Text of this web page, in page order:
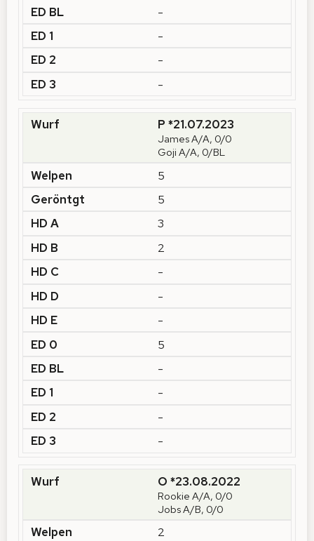
-
-
-
-
P *21.07.2023
James A/A, 0/0
Goji A/A, 0/BL
5
5
3
2
-
-
-
5
-
-
-
-
O *23.08.2022
Rookie A/A, 0/0
Jobs A/B, 0/0
2